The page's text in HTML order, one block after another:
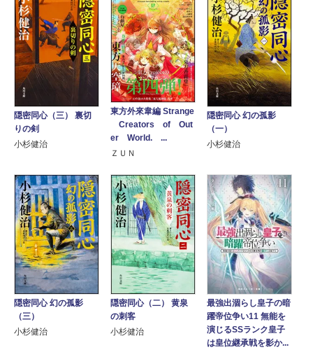
隠密同心（三） 裏切
りの剣
小杉健治
東方外來韋編 Strange
Creators of Out
er World. ...
ＺＵＮ
隠密同心 幻の孤影
（一）
小杉健治
隠密同心 幻の孤影
（三）
小杉健治
隠密同心（二） 黄泉
の刺客
小杉健治
最強出涸らし皇子の暗
躍帝位争い11 無能を
演じるSSランク皇子
は皇位継承戦を影か...